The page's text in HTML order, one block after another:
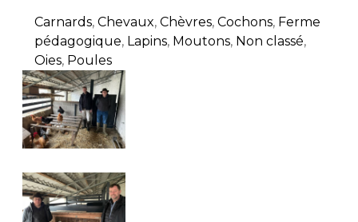
Carnards, Chevaux, Chèvres, Cochons, Ferme
pédagogique, Lapins, Moutons, Non classé,
Oies, Poules